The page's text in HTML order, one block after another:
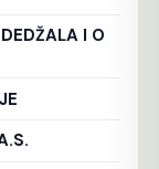
I O